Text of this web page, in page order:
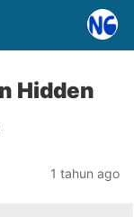
Hidden
1 tahun ago